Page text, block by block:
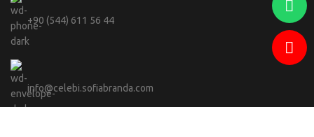
+90 (544) 611 56 44
info@celebi.sofiabranda.com